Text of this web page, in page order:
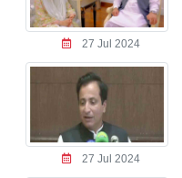
27 Jul 2024
27 Jul 2024